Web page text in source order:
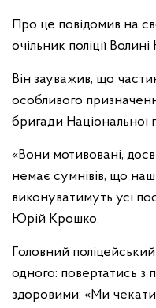
Про це повідомив на
очільник поліції
Він зауважив, що
особливого
бригади Національної
«Вони мотивовані,
немає сумнівів, що
виконуватимуть усі
Юрій Крошко.
Головний
одного: повертатись
здоровими: «Ми